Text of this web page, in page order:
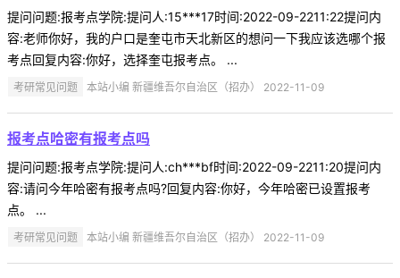
提问问题:报考点学院:提问人:15***17时间:2022-09-2211:22提问内
容:老师你好，我的户口是奎屯市天北新区的想问一下我应该选哪个报
考点回复内容:你好，选择奎屯报考点。 ...
考研常见问题 本站小编 新疆维吾尔自治区（招办） 2022-11-09
报考点哈密有报考点吗
提问问题:报考点学院:提问人:ch***bf时间:2022-09-2211:20提问内
容:请问今年哈密有报考点吗?回复内容:你好，今年哈密已设置报考
点。 ...
考研常见问题 本站小编 新疆维吾尔自治区（招办） 2022-11-09